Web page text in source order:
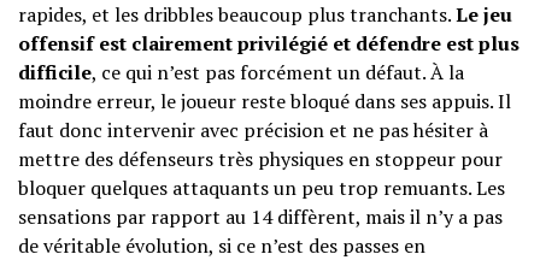
rapides, et les dribbles beaucoup plus tranchants.Le jeu
offensif est clairement privilégié et défendre est plus
difficile, ce qui n’est pas forcément un défaut. À la
moindre erreur, le joueur reste bloqué dans ses appuis. Il
faut donc intervenir avec précision et ne pas hésiter à
mettre des défenseurs très physiques en stoppeur pour
bloquer quelques attaquants un peu trop remuants. Les
sensations par rapport au 14 diffèrent, mais il n’y a pas
de véritable évolution, si ce n’est des passes en